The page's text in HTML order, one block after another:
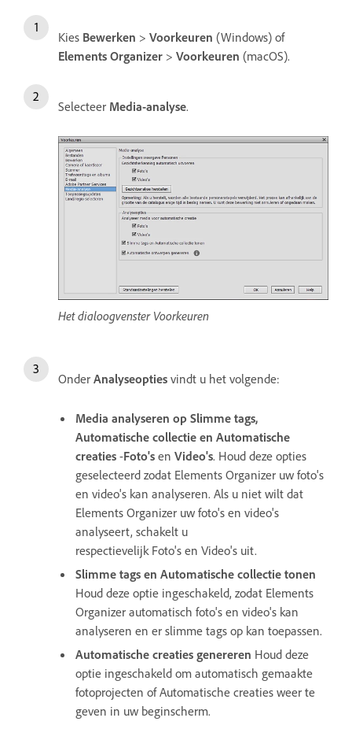
Kies Bewerken > Voorkeuren (Windows) of
Elements Organizer > Voorkeuren (macOS).
Selecteer Media-analyse.
Het dialoogvenster Voorkeuren
Onder Analyseopties vindt u het volgende:
Media analyseren op Slimme tags,
Automatische collectie en Automatische
creaties -Foto's en Video's. Houd deze opties
geselecteerd zodat Elements Organizer uw foto's
en video's kan analyseren. Als u niet wilt dat
Elements Organizer uw foto's en video's
analyseert, schakelt u
respectievelijk Foto's en Video's uit.
Slimme tags en Automatische collectie tonen
Houd deze optie ingeschakeld, zodat Elements
Organizer automatisch foto's en video's kan
analyseren en er slimme tags op kan toepassen.
Automatische creaties genereren Houd deze
optie ingeschakeld om automatisch gemaakte
fotoprojecten of Automatische creaties weer te
geven in uw beginscherm.